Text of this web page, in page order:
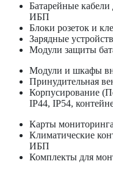
Батарейные
ИБП
Блоки розеток и
Зарядные
Модули защиты
Модули и шкафы
Принудительная
Корпусирование
IP44, IP54,
Карты
Климатические
ИБП
Комплекты для